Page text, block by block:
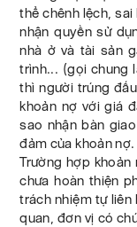
thể chênh lệch,
nhận quyền sử
nhà ở và tài sản
trình... (gọi chung
thì người trúng
khoản nợ với giá
sao nhận bàn
đảm của khoản nợ.
Trường hợp
chưa hoàn thiện
trách nhiệm tự liên
quan, đơn vị có